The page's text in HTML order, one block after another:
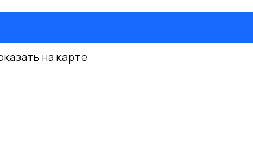
на карте